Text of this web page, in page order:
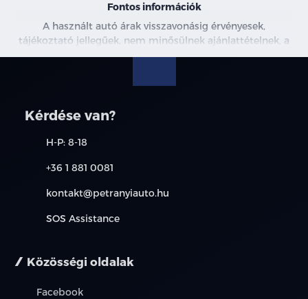
automatikusan sötétedő belső tükör
AUX csatlakozó
csomag rögzítő
deréktámasz
digitális többzónás klíma
elektromos ablak elöl
elektromos ablak hátul
Fontos információk
A használt autó árak visszavonásig érvényesek,
tájékoztató jellegűek, nem minősülnek ajánlattételnek, a
képek csak illusztrációk. További információkért kérjen
Kérdése van?
H-P: 8-18
+36 1 881 0081
kontakt@petranyiauto.hu
SOS Assistance
Közösségi oldalak
Facebook